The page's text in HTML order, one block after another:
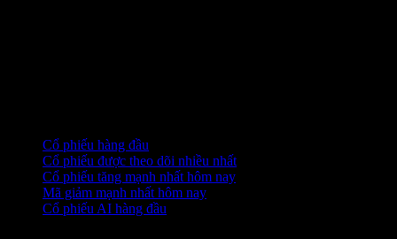
Cổ phiếu hàng đầu
Cổ phiếu được theo dõi nhiều nhất
Cổ phiếu tăng mạnh nhất hôm nay
Mã giảm mạnh nhất hôm nay
Cổ phiếu AI hàng đầu